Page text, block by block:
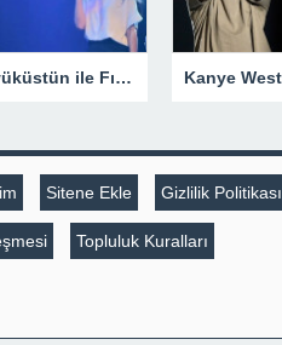
Tuba Büyüküstün ile Fırat Çelik Fransa’da depremzedeler için yardım gecesi düzenledi
Sitene Ekle Gizlilik Politikası
Topluluk Kuralları